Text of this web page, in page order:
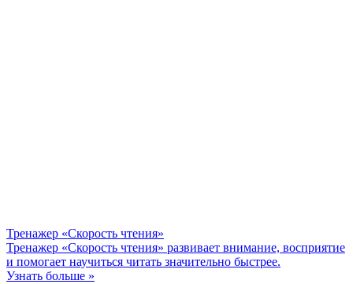
Тренажер «Скорость чтения»
Тренажер «Скорость чтения» развивает внимание, восприятие
и помогает научиться читать значительно быстрее.
Узнать больше »